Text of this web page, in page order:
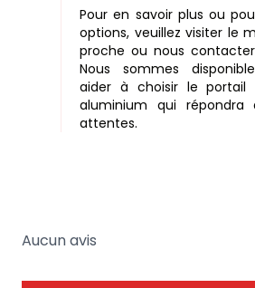
Pour en savoir plus ou
options, veuillez visiter le
proche ou nous
Nous sommes
aider à choisir le portail
aluminium qui
attentes.
Aucun avis